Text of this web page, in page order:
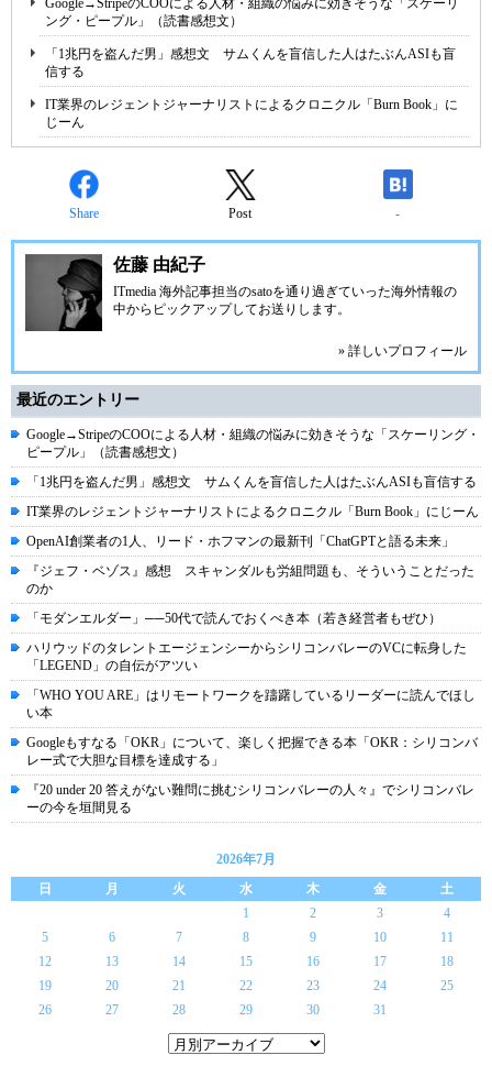
ング・ピープル」（読書感想文）
「1兆円を盗んだ男」感想文 サムくんを盲信した人はたぶんASIも盲
信する
IT業界のレジェントジャーナリストによるクロニクル「Burn Book」に
じーん
Share Post -
佐藤 由紀子
ITmedia 海外記事担当のsatoを通り過ぎていった海外情報の
中からピックアップしてお送りします。
» 詳しいプロフィール
最近のエントリー
Google→StripeのCOOによる人材・組織の悩みに効きそうな「スケーリング・
ピープル」（読書感想文）
「1兆円を盗んだ男」感想文 サムくんを盲信した人はたぶんASIも盲信する
IT業界のレジェントジャーナリストによるクロニクル「Burn Book」にじーん
OpenAI創業者の1人、リード・ホフマンの最新刊「ChatGPTと語る未来」
『ジェフ・ベゾス』感想 スキャンダルも労組問題も、そういうことだった
のか
「モダンエルダー」──50代で読んでおくべき本（若き経営者もぜひ）
ハリウッドのタレントエージェンシーからシリコンバレーのVCに転身した
「LEGEND」の自伝がアツい
「WHO YOU ARE」はリモートワークを躊躇しているリーダーに読んでほし
い本
Googleもすなる「OKR」について、楽しく把握できる本「OKR：シリコンバ
レー式で大胆な目標を達成する」
『20 under 20 答えがない難問に挑むシリコンバレーの人々』でシリコンバレ
ーの今を垣間見る
2026年7月
日
月 火 水 木 金
土
1
2 3
4
5
6 7 8 9 10
11
12
13 14 15 16 17
18
19
20 21 22 23 24
25
26
27 28 29 30 31